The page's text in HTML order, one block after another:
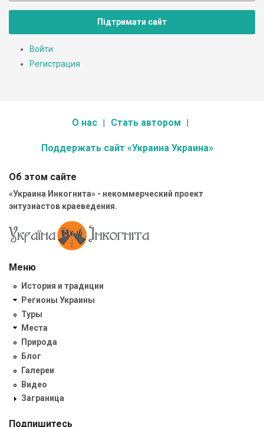
Підтримати сайт
Войти
Регистрация
О нас Стать автором
Поддержать сайт «Украина Украина»
Об этом сайте
«Украина Инкогнита» - некоммерческий проект
энтузиастов краеведения.
Меню
История и традиции
Регионы Украины
Туры
Места
Природа
Блог
Галереи
Видео
Заграница
Подпишитесь